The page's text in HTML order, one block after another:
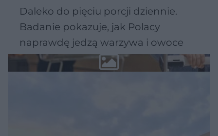
Daleko do pięciu porcji dziennie.
Badanie pokazuje, jak Polacy
naprawdę jedzą warzywa i owoce